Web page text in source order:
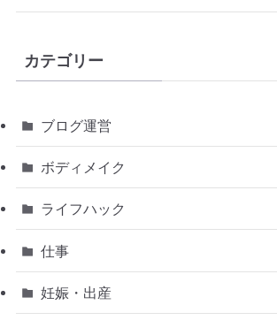
カテゴリー
ブログ運営
ボディメイク
ライフハック
仕事
妊娠・出産